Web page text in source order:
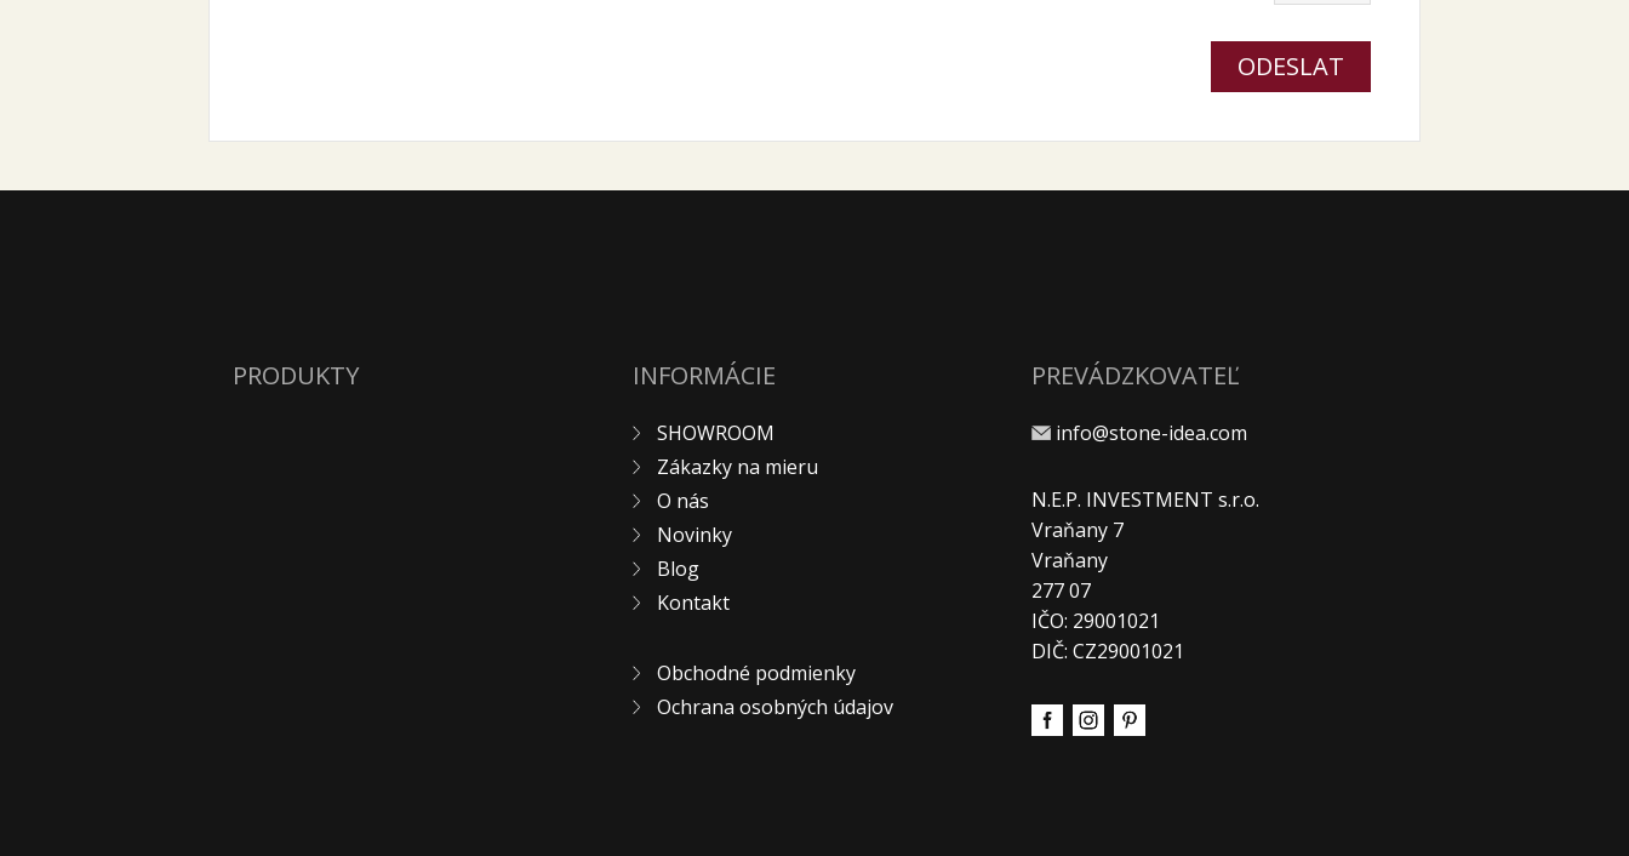
PRODUKTY INFORMÁCIE
SHOWROOM
Zákazky na mieru
O nás
Novinky
Blog
Kontakt
Obchodné podmienky
Ochrana osobných údajov
PREVÁDZKOVATEĽ
info@stone-idea.com
N.E.P. INVESTMENT s.r.o.
Vraňany 7
Vraňany
277 07
IČO: 29001021
DIČ: CZ29001021